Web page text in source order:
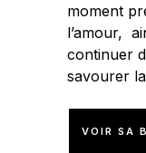
moment
l’amour,
continuer
savourer
VOIR SA